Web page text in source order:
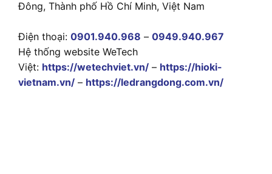
Đông, Thành phố Hồ Chí Minh, Việt Nam
Điện thoại: 0901.940.968 – 0949.940.967
Hệ thống website WeTech
Việt: https://wetechviet.vn/ – https://hioki-
vietnam.vn/ – https://ledrangdong.com.vn/